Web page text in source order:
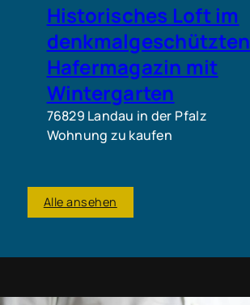
Historisches Loft im
denkmalgeschützten
Hafermagazin mit
Wintergarten
76829 Landau in der Pfalz
Wohnung zu kaufen
Alle ansehen